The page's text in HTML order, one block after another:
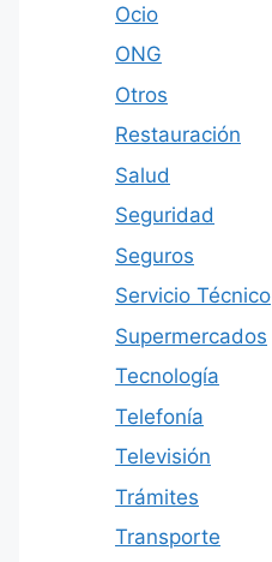
Ocio
ONG
Otros
Restauración
Salud
Seguridad
Seguros
Servicio Técnico
Supermercados
Tecnología
Telefonía
Televisión
Trámites
Transporte